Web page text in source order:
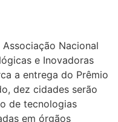
Nacional
e Inovadoras
a entrega do Prêmio
dez cidades serão
de tecnologias
em órgãos